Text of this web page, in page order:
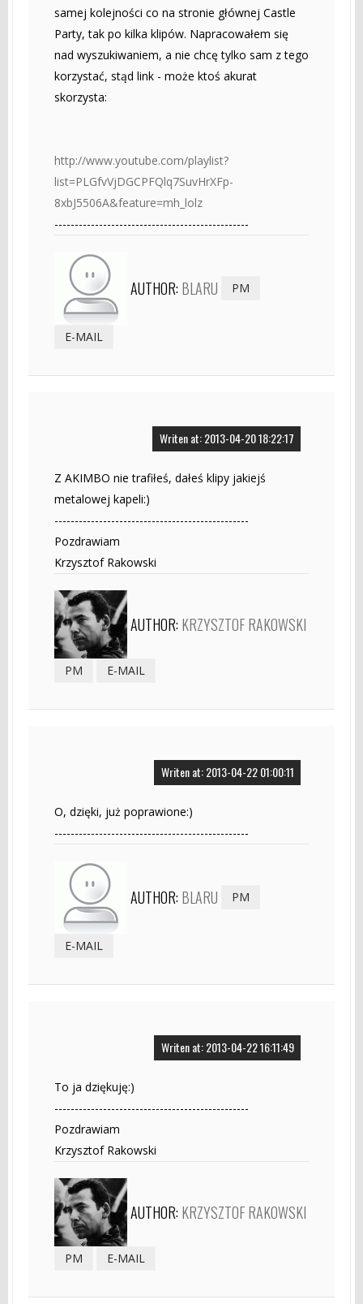
samej kolejności co na stronie głównej Castle
Party, tak po kilka klipów. Napracowałem się
nad wyszukiwaniem, a nie chcę tylko sam z tego
korzystać, stąd link - może ktoś akurat
skorzysta:
http://www.youtube.com/playlist?
list=PLGfvVjDGCPFQlq7SuvHrXFp-
8xbJ5506A&feature=mh_lolz
------------------------------------------------
AUTHOR: BLARU PM
E-MAIL
Writen at: 2013-04-20 18:22:17
Z AKIMBO nie trafiłeś, dałeś klipy jakiejś
metalowej kapeli:)
------------------------------------------------
Pozdrawiam
Krzysztof Rakowski
AUTHOR: KRZYSZTOF RAKOWSKI
PM E-MAIL
Writen at: 2013-04-22 01:00:11
O, dzięki, już poprawione:)
------------------------------------------------
AUTHOR: BLARU PM
E-MAIL
Writen at: 2013-04-22 16:11:49
To ja dziękuję:)
------------------------------------------------
Pozdrawiam
Krzysztof Rakowski
AUTHOR: KRZYSZTOF RAKOWSKI
PM E-MAIL